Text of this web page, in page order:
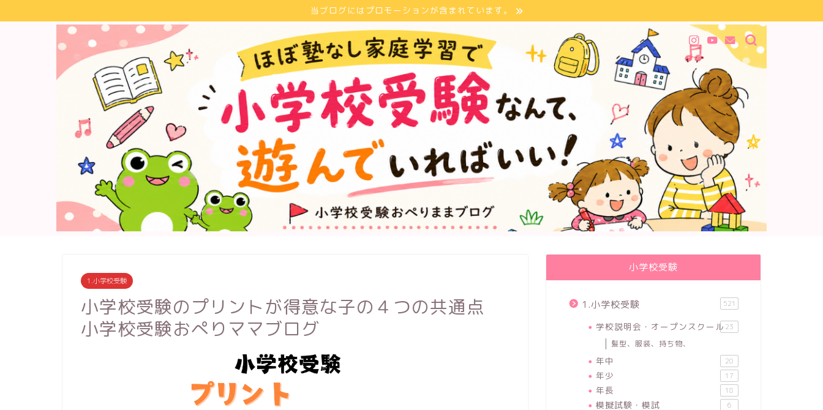
当ブログにはプロモーションが含まれています。
1.小学校受験
小学校受験のプリントが得意な子の４つの共通点
小学校受験おぺりママブログ
小学校受験
1.小学校受験 521
学校説明会・オープンスクール 23
髪型、服装、持ち物、
年中 20
年少 17
年長 18
模擬試験・模試 6